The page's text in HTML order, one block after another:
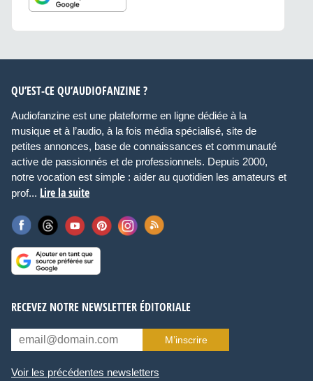
QU’EST-CE QU’AUDIOFANZINE ?
Audiofanzine est une plateforme en ligne dédiée à la
musique et à l’audio, à la fois média spécialisé, site de
petites annonces, base de connaissances et communauté
active de passionnés et de professionnels. Depuis 2000,
notre vocation est simple : aider au quotidien les amateurs et
prof... Lire la suite
RECEVEZ NOTRE NEWSLETTER ÉDITORIALE
M’inscrire
Voir les précédentes newsletters